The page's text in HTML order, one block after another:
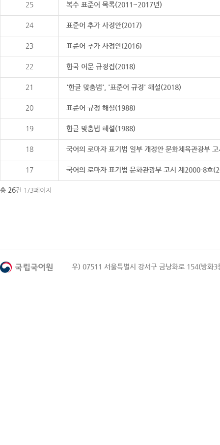
25 복수 표준어 목록(2011~2017년)
24 표준어 추가 사정안(2017)
23 표준어 추가 사정안(2016)
22 한국 어문 규정집(2018)
21 '한글 맞춤법', '표준어 규정' 해설(2018)
20 표준어 규정 해설(1988)
19 한글 맞춤법 해설(1988)
18 국어의 로마자 표기법 일부 개정안 문화체육관광부
17 국어의 로마자 표기법 문화관광부 고시 제2000-8호
총 26건 1/3페이지
우) 07511 서울특별시 강서구 금낭화로 154(방화3